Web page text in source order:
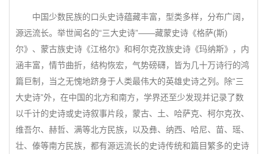
中国少数民族的口头史诗蕴藏丰富，型类多样，分布广阔，
源远流长。举世闻名的“三大史诗”——藏蒙史诗《格萨(斯)
尔》、蒙古族史诗《江格尔》和柯尔克孜族史诗《玛纳斯》，内
涵丰富，情节曲折，结构恢宏，气势磅礴，皆为几十万诗行的鸿
篇巨制，当之无愧地跻身于人类最伟大的英雄史诗之列。除“三
大史诗”外，在中国的北方和南方，学界还至少发现并记录了数
以千计的史诗或史诗叙事片段，蒙古、土、哈萨克、柯尔克孜、
维吾尔、赫哲、满等北方民族，以及彝、纳西、哈尼、苗、瑶、
壮、傣等南方民族，都有源远流长的史诗传统和篇目繁多的史诗